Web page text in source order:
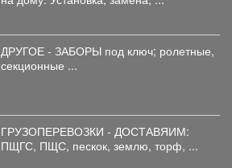
ДРУГОЕ - ЗАБОРЫ под ключ; ролетные,
секционные ...
ГРУЗОПЕРЕВОЗКИ - ДОСТАВЯИМ:
ПЩГС, ПЩС, пескок, землю, торф, ...